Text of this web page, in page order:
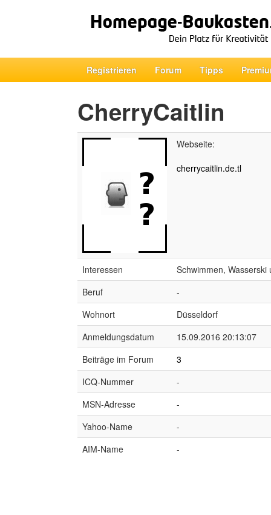
Registrieren Forum Tipps
CherryCaitlin
Webseite:
cherrycaitlin.de.tl
Interessen
Schwimmen, Wasserski
Beruf
-
Wohnort
Düsseldorf
Anmeldungsdatum
15.09.2016 20:13:07
Beiträge im Forum
3
ICQ-Nummer
-
MSN-Adresse
-
Yahoo-Name
-
AIM-Name
-